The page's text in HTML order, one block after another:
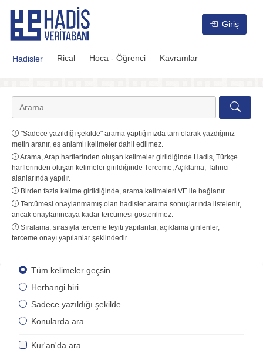
Hadis Veritabanı
Hadisler Rical Hoca - Öğrenci Kavramlar
Giriş
"Sadece yazıldığı şekilde" arama yaptığınızda tam olarak yazdığınız
metin aranır, eş anlamlı kelimeler dahil edilmez.
Arama, Arap harflerinden oluşan kelimeler girildiğinde Hadis, Türkçe
harflerinden oluşan kelimeler girildiğinde Terceme, Açıklama, Tahrici
alanlarında yapılır.
Birden fazla kelime girildiğinde, arama kelimeleri VE ile bağlanır.
Tercümesi onaylanmamış olan hadisler arama sonuçlarında listelenir,
ancak onaylanıncaya kadar tercümesi gösterilmez.
Sıralama, sırasıyla terceme teyiti yapılanlar, açıklama girilenler,
terceme onayı yapılanlar şeklindedir...
Tüm kelimeler geçsin
Herhangi biri
Sadece yazıldığı şekilde
Konularda ara
Kur'an'da ara